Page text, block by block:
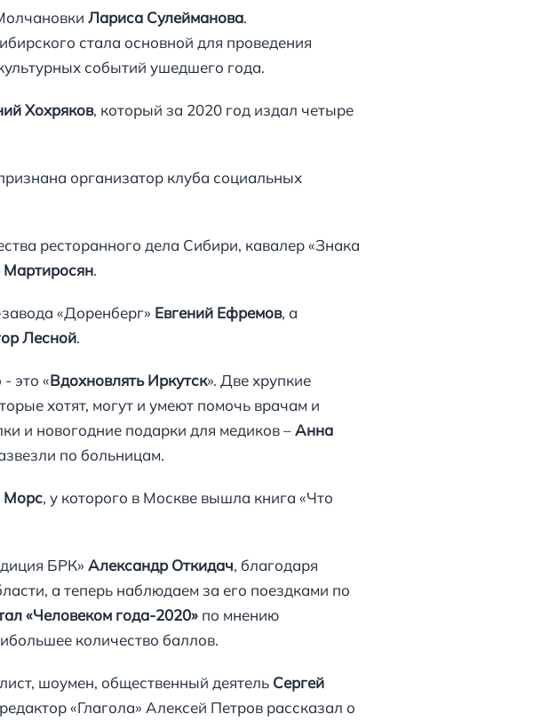
Лариса Сулейманова.
стала основной для проведения
событий ушедшего года.
Хохряков, который за 2020 год издал четыре
организатор клуба социальных
ресторанного дела Сибири, кавалер «Знака
Мартиросян.
«Доренберг» Евгений Ефремов, а
Лесной.
это «Вдохновлять Иркутск». Две хрупкие
хотят, могут и умеют помочь врачам и
и новогодние подарки для медиков –Анна
по больницам.
Морс, у которого в Москве вышла книга «Что
БРК» Александр Откидач, благодаря
а теперь наблюдаем за его поездками по
«Человеком года-2020»по мнению
количество баллов.
шоумен, общественный деятель Сергей
«Глагола» Алексей Петров рассказал о